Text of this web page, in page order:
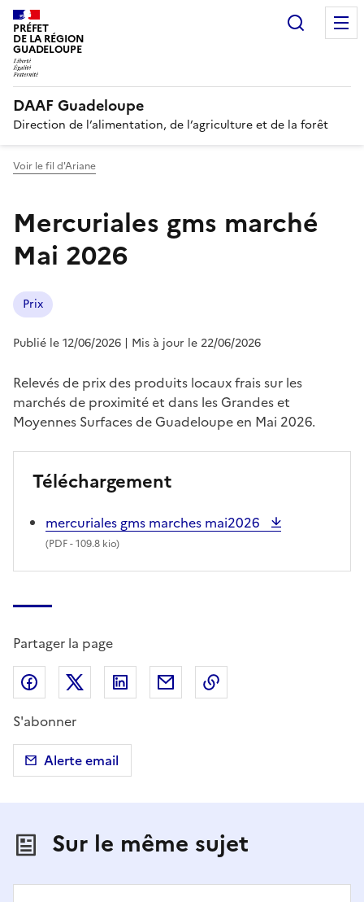
PRÉFET
DE LA RÉGION
GUADELOUPE
DAAF Guadeloupe
Direction de l’alimentation, de l’agriculture et de la forêt
Voir le fil d'Ariane
Mercuriales gms marché
Mai 2026
Prix
Publié le 12/06/2026 | Mis à jour le 22/06/2026
Relevés de prix des produits locaux frais sur les
marchés de proximité et dans les Grandes et
Moyennes Surfaces de Guadeloupe en Mai 2026.
Téléchargement
mercuriales gms marches mai2026
(PDF- 109.8 kio)
Partager la page
Partager sur Facebook
Partager sur X (anciennement Twitter)
Partager sur LinkedIn
Partager par email
S'abonner
Alerte email
Sur le même sujet